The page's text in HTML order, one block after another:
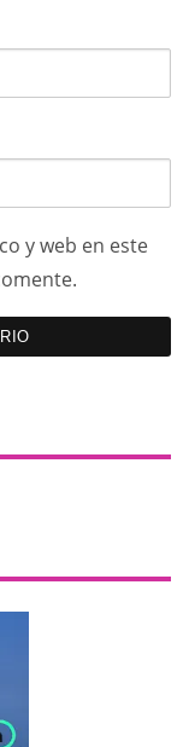
y web en este